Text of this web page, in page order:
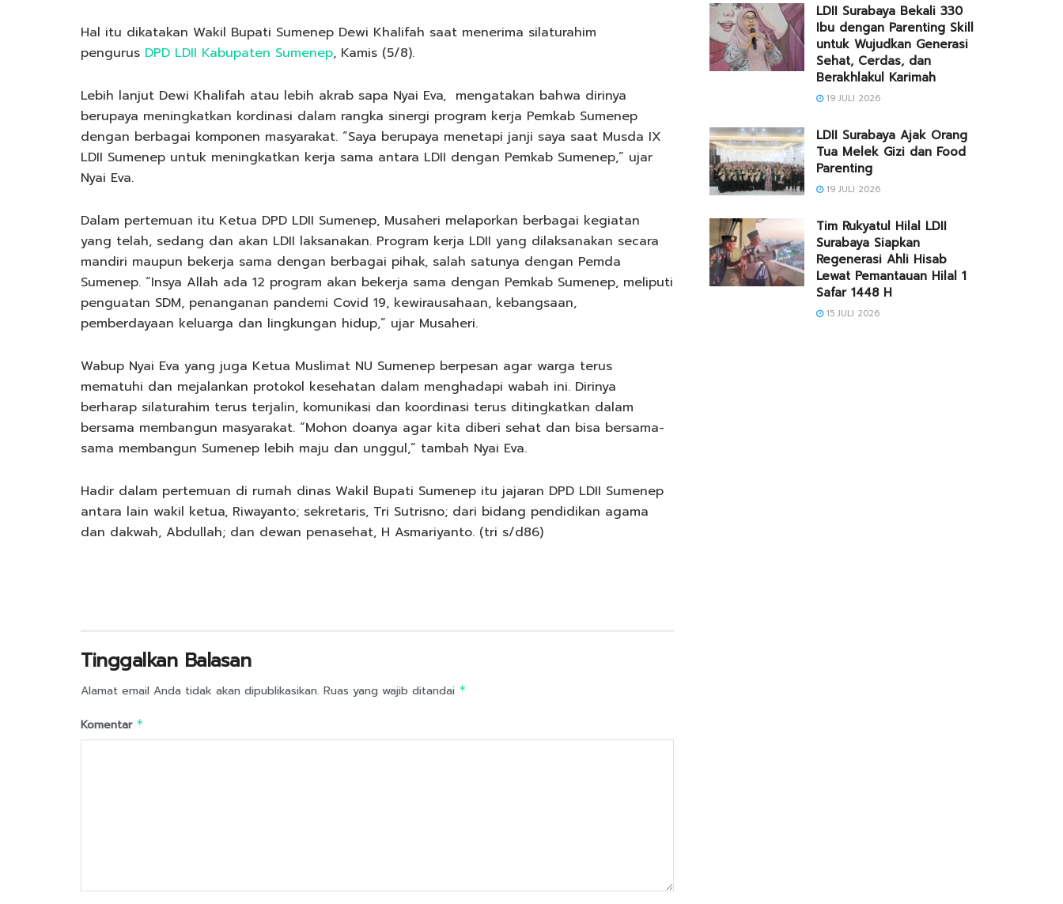
Hal itu dikatakan Wakil Bupati Sumenep Dewi Khalifah saat menerima silaturahim
pengurus DPD LDII Kabupaten Sumenep, Kamis (5/8).
Lebih lanjut Dewi Khalifah atau lebih akrab sapa Nyai Eva, mengatakan bahwa dirinya
berupaya meningkatkan kordinasi dalam rangka sinergi program kerja Pemkab Sumenep
dengan berbagai komponen masyarakat. “Saya berupaya menetapi janji saya saat Musda IX
LDII Sumenep untuk meningkatkan kerja sama antara LDII dengan Pemkab Sumenep,” ujar
Nyai Eva.
Dalam pertemuan itu Ketua DPD LDII Sumenep, Musaheri melaporkan berbagai kegiatan
yang telah, sedang dan akan LDII laksanakan. Program kerja LDII yang dilaksanakan secara
mandiri maupun bekerja sama dengan berbagai pihak, salah satunya dengan Pemda
Sumenep. “Insya Allah ada 12 program akan bekerja sama dengan Pemkab Sumenep, meliputi
penguatan SDM, penanganan pandemi Covid 19, kewirausahaan, kebangsaan,
pemberdayaan keluarga dan lingkungan hidup,” ujar Musaheri.
Wabup Nyai Eva yang juga Ketua Muslimat NU Sumenep berpesan agar warga terus
mematuhi dan mejalankan protokol kesehatan dalam menghadapi wabah ini. Dirinya
berharap silaturahim terus terjalin, komunikasi dan koordinasi terus ditingkatkan dalam
bersama membangun masyarakat. “Mohon doanya agar kita diberi sehat dan bisa bersama-
sama membangun Sumenep lebih maju dan unggul,” tambah Nyai Eva.
Hadir dalam pertemuan di rumah dinas Wakil Bupati Sumenep itu jajaran DPD LDII Sumenep
antara lain wakil ketua, Riwayanto; sekretaris, Tri Sutrisno; dari bidang pendidikan agama
dan dakwah, Abdullah; dan dewan penasehat, H Asmariyanto. (tri s/d86)
Tinggalkan Balasan
Alamat email Anda tidak akan dipublikasikan. Ruas yang wajib ditandai *
Komentar *
LDII Surabaya Bekali 330
Ibu dengan Parenting Skill
untuk Wujudkan Generasi
Sehat, Cerdas, dan
Berakhlakul Karimah
19 JULI 2026
LDII Surabaya Ajak Orang
Tua Melek Gizi dan Food
Parenting
19 JULI 2026
Tim Rukyatul Hilal LDII
Surabaya Siapkan
Regenerasi Ahli Hisab
Lewat Pemantauan Hilal 1
Safar 1448 H
15 JULI 2026